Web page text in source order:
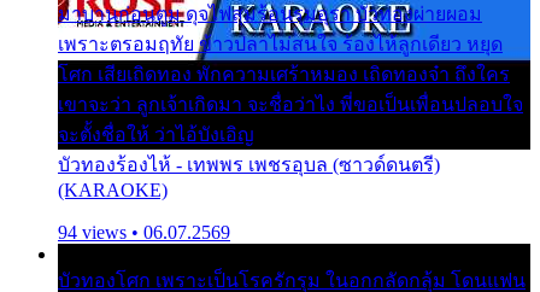
มาบานก่อนตูม ดุจไฟสุมร้อนรุมอุรา บัวทองผ่ายผอม
เพราะตรอมฤทัย ข้าวปลาไม่สนใจ ร้องไห้ลูกเดียว หยุด
โศก เสียเถิดทอง พักความเศร้าหมอง เถิดทองจ๋า ถึงใคร
เขาจะว่า ลูกเจ้าเกิดมา จะชื่อว่าไง พี่ขอเป็นเพื่อนปลอบใจ
จะตั้งชื่อให้ ว่าไอ้บังเอิญ
บัวทองร้องไห้ - เทพพร เพชรอุบล (ซาวด์ดนตรี)
(KARAOKE)
94 views • 06.07.2569
บัวทองโศก เพราะเป็นโรครักรุม ในอกกลัดกลุ้ม โดนแฟน